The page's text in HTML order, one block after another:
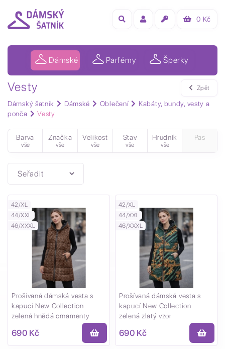
0 Kč
Dámské Parfémy Šperky
Vesty
Dámský šatník Dámské Oblečení
Kabáty, bundy, vesty a
ponča
Vesty
Zpět
Barva
vše
Značka
vše
Velikost
vše
Stav
vše
Hrudník
vše
Pas
42/XL
44/XXL
46/XXXL
Prošívaná dámská vesta s
kapucí New Collection
zelená hnědá ornamenty
690 Kč
42/XL
44/XXL
46/XXXL
Prošívaná dámská vesta s
kapucí New Collection
zelená zlatý vzor
690 Kč